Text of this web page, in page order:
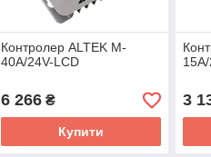
Контролер ALTEK M-
40А/24V-LCD
6 266₴
Купити
3